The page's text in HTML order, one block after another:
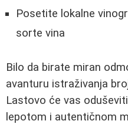
Posetite lokalne
sorte vina
Bilo da birate miran
avanturu istraživanja
Lastovo će vas
lepotom i autentičnom